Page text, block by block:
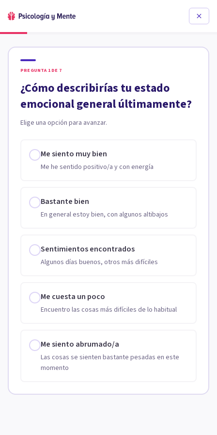
PREGUNTA 1 DE 7
¿Cómo describirías tu estado
emocional general últimamente?
Elige una opción para avanzar.
Me siento muy bien
Me he sentido positivo/a y con energía
Bastante bien
En general estoy bien, con algunos altibajos
Sentimientos encontrados
Algunos días buenos, otros más difíciles
Me cuesta un poco
Encuentro las cosas más difíciles de lo habitual
Me siento abrumado/a
Las cosas se sienten bastante pesadas en este
momento